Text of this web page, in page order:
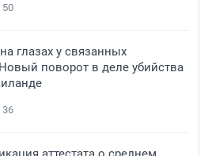
50
глазах у связанных
поворот в деле убийства
36